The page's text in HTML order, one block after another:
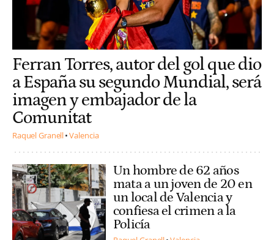
Ferran Torres, autor del gol que dio
a España su segundo Mundial, será
imagen y embajador de la
Comunitat
Raquel Granell Valencia
Un hombre de 62 años
mata a un joven de 20 en
un local de Valencia y
confiesa el crimen a la
Policía